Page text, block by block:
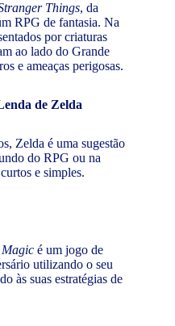
Things, da
RPG de fantasia. Na
por criaturas
ao lado do Grande
e ameaças perigosas.
de Zelda
Zelda é uma sugestão
do RPG ou na
e simples.
Magic é um jogo de
utilizando o seu
às suas estratégias de